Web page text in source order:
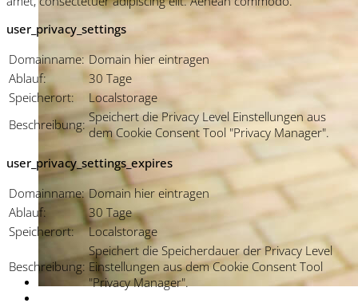
user_privacy_settings
Domainname: Domain hier eintragen
Ablauf:
30 Tage
Speicherort:
Localstorage
Beschreibung: Speichert die Privacy Level Einstellungen aus
dem Cookie Consent Tool "Privacy Manager".
user_privacy_settings_expires
Domainname: Domain hier eintragen
Ablauf:
30 Tage
Speicherort:
Localstorage
Beschreibung:
Speichert die Speicherdauer der Privacy Level
Einstellungen aus dem Cookie Consent Tool
"Privacy Manager".